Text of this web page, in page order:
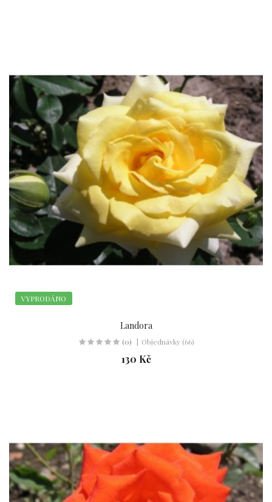
VYPRODÁNO
Landora
(0) Objednávky (66)
130 Kč